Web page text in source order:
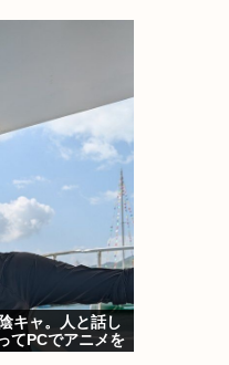
キャ。人と話し
てPCでアニメを